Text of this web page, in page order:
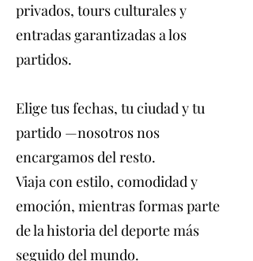
privados, tours culturales y
entradas garantizadas a los
partidos.
Elige tus fechas, tu ciudad y tu
partido —nosotros nos
encargamos del resto.
Viaja con estilo, comodidad y
emoción, mientras formas parte
de la historia del deporte más
seguido del mundo.